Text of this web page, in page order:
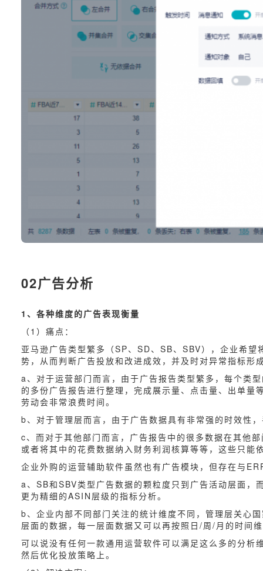
02广告分析
1、各种维度的广告表现衡量
（1）痛点：
亚马逊广告类型繁多（SP、SD、SB、SBV），企业希
势，从而判断广告投放和改进成效，并及时对异常指标形
a、对于运营部门而言，由于广告报告类型繁多，每个类
的多份广告报告进行整理，完成展示量、点击量、出单
劳动会非常浪费时间。
b、对于管理层而言，由于广告数据具有非常强的时效性
c、而对于其他部门而言，广告报告中的很多数据在其他
或者将其中的花费数据纳入财务利润核算等等，这些只
企业外购的运营辅助软件虽然也有广告模块，但存在与
a、SB和SBV类型广告数据的颗粒度只到广告活动层面
更为精细的ASIN层级的指标分析。
b、企业内部不同部门关注的统计维度不同，管理层关心
层面的数据，每一层面数据又可以再按照日/周/月的时间
可以说没有任何一款通用运营软件可以满足这么多的分
然后优化投放策略上。